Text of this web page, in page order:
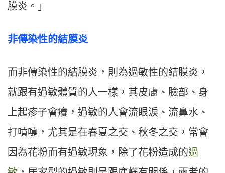
膜炎。」
非傳染性的結膜炎
而非傳染性的結膜炎，則為過敏性的結膜炎，
就跟有過敏體質的人一樣，其皮膚、臉部、身
上起疹子會癢，過敏的人會流眼淚、流鼻水、
打噴嚏，尤其是在春夏之交、秋冬之交，常會
因為花粉而有過敏現象，除了花粉造成的過